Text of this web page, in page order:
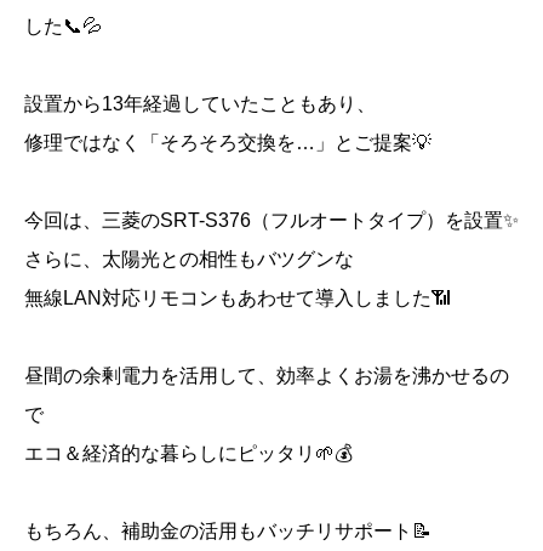
した📞💦
設置から13年経過していたこともあり、
修理ではなく「そろそろ交換を…」とご提案💡
今回は、三菱のSRT-S376（フルオートタイプ）を設置✨
さらに、太陽光との相性もバツグンな
無線LAN対応リモコンもあわせて導入しました📶
昼間の余剰電力を活用して、効率よくお湯を沸かせるの
で
エコ＆経済的な暮らしにピッタリ🌱💰
もちろん、補助金の活用もバッチリサポート📝